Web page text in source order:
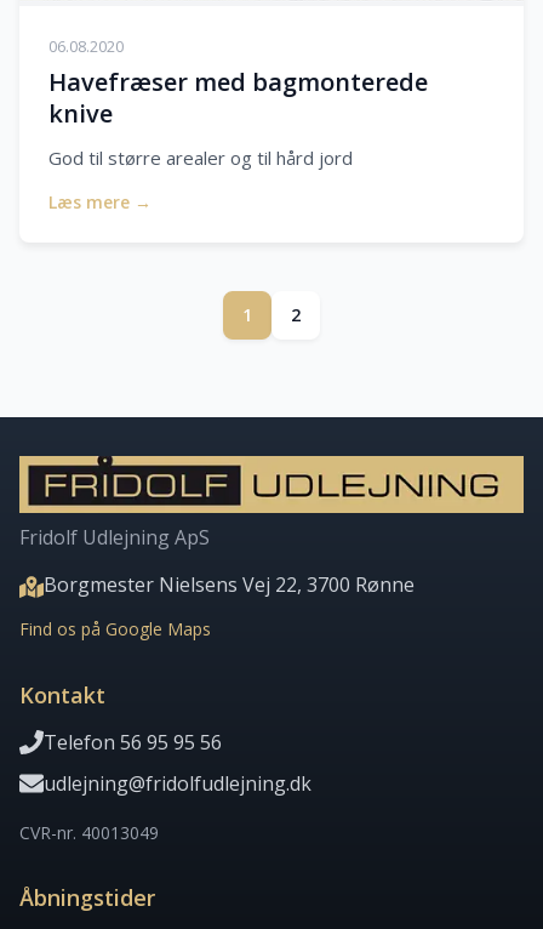
06.08.2020
Havefræser med bagmonterede
knive
God til større arealer og til hård jord
Læs mere →
1 2
Fridolf Udlejning ApS
Borgmester Nielsens Vej 22, 3700 Rønne
Find os på Google Maps
Kontakt
Telefon 56 95 95 56
udlejning@fridolfudlejning.dk
CVR-nr. 40013049
Åbningstider